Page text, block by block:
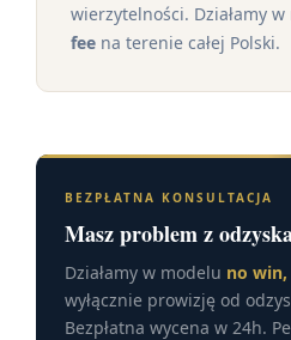
wierzytelności. Działamy
fee na terenie całej Polski.
BEZPŁATNA KONSULTACJA
Masz problem z
Działamy w modelu no
wyłącznie prowizję od
Bezpłatna wycena w 24h.